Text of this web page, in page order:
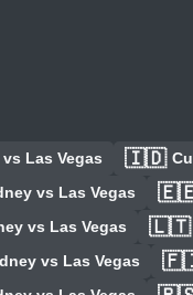
Las Vegas 🇮🇩
vs Las Vegas
vs Las Vegas
🇱🇹
vs Las Vegas